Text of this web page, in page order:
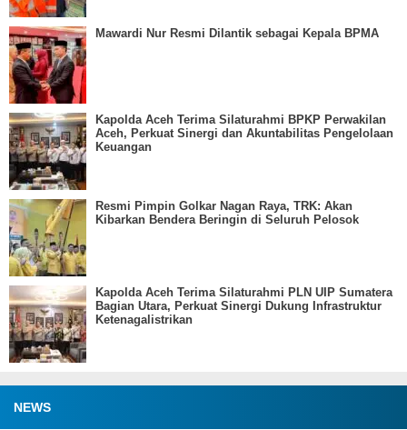
Mawardi Nur Resmi Dilantik sebagai Kepala BPMA
Kapolda Aceh Terima Silaturahmi BPKP Perwakilan
Aceh, Perkuat Sinergi dan Akuntabilitas Pengelolaan
Keuangan
Resmi Pimpin Golkar Nagan Raya, TRK: Akan
Kibarkan Bendera Beringin di Seluruh Pelosok
Kapolda Aceh Terima Silaturahmi PLN UIP Sumatera
Bagian Utara, Perkuat Sinergi Dukung Infrastruktur
Ketenagalistrikan
NEWS